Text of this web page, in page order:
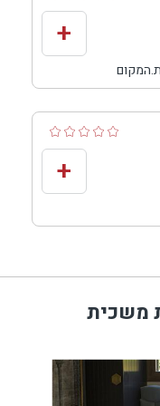
את השוני
בריכות ,רהיטי
הצימר מאובזר
+
+
משכית